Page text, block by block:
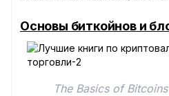
Основы биткойнов и
The Basics of